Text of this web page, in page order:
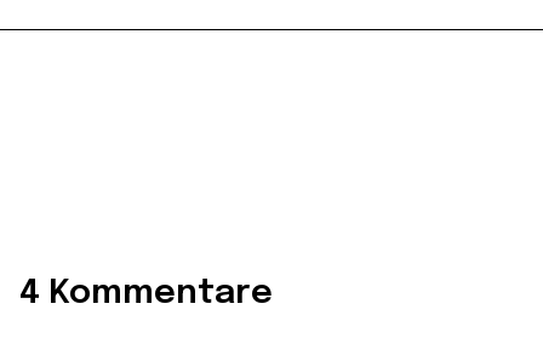
4 Kommentare